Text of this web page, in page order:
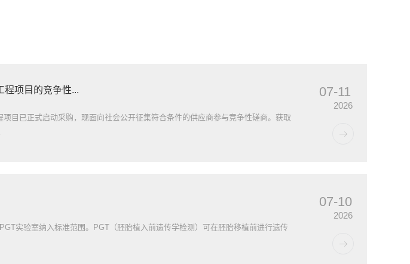
程项目的竞争性...
目已正式启动采购，现面向社会公开征集符合条件的供应商参与竞争性磋商。获取
07-11
2026
实验室纳入标准范围。PGT（胚胎植入前遗传学检测）可在胚胎移植前进行遗传
07-10
2026